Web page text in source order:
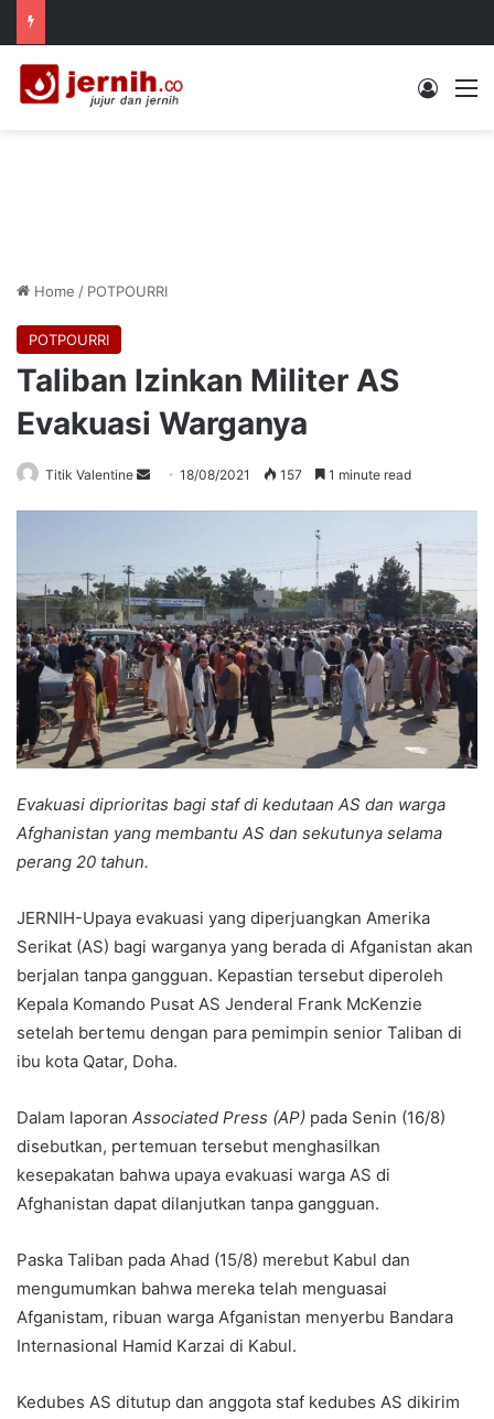
Log In
Home / POTPOURRI
POTPOURRI
Taliban Izinkan Militer AS
Evakuasi Warganya
Titik Valentine
Send18/08/2021 157 1 minute read
Evakuasi diprioritas bagi staf di kedutaan AS dan warga
Afghanistan yang membantu AS dan sekutunya selama
perang 20 tahun.
JERNIH-Upaya evakuasi yang diperjuangkan Amerika
Serikat (AS) bagi warganya yang berada di Afganistan akan
berjalan tanpa gangguan. Kepastian tersebut diperoleh
Kepala Komando Pusat AS Jenderal Frank McKenzie
setelah bertemu dengan para pemimpin senior Taliban di
ibu kota Qatar, Doha.
Dalam laporan Associated Press (AP) pada Senin (16/8)
disebutkan, pertemuan tersebut menghasilkan
kesepakatan bahwa upaya evakuasi warga AS di
Afghanistan dapat dilanjutkan tanpa gangguan.
Paska Taliban pada Ahad (15/8) merebut Kabul dan
mengumumkan bahwa mereka telah menguasai
Afganistam, ribuan warga Afganistan menyerbu Bandara
Internasional Hamid Karzai di Kabul.
Kedubes AS ditutup dan anggota staf kedubes AS dikirim